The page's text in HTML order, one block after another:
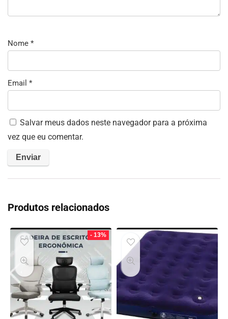
Nome *
Email *
Salvar meus dados neste navegador para a próxima
vez que eu comentar.
Produtos relacionados
- 13%